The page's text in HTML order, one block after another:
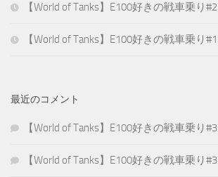
【World of Tanks】E100好きの戦車乗り#2
【World of Tanks】E100好きの戦車乗り#1
最近のコメント
【World of Tanks】E100好きの戦車乗り#3
【World of Tanks】E100好きの戦車乗り#3